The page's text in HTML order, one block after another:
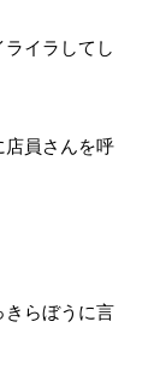
ライラしてし
店員さんを呼
きらぼうに言